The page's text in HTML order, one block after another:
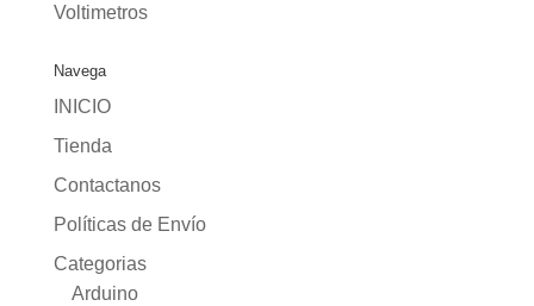
Voltimetros
Navega
INICIO
Tienda
Contactanos
Políticas de Envío
Categorias
Arduino